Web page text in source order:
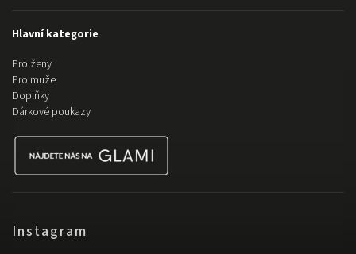
Hlavní kategorie
Pro ženy
Pro muže
Doplňky
Dárkové poukazy
Instagram